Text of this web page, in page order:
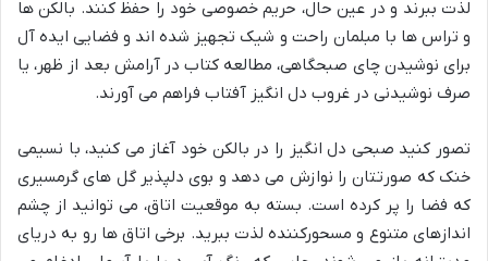
لذت ببرند و در عین حال، حریم خصوصی خود را حفظ کنند. بالکن ها
و تراس ها با مبلمان راحت و شیک تجهیز شده اند و فضایی ایده آل
برای نوشیدن چای صبحگاهی، مطالعه کتاب در آرامش بعد از ظهر، یا
صرف نوشیدنی در غروب دل انگیز آفتاب فراهم می آورند.
تصور کنید صبحی دل انگیز را در بالکن خود آغاز می کنید، با نسیمی
خنک که صورتتان را نوازش می دهد و بوی دلپذیر گل های گرمسیری
که فضا را پر کرده است. بسته به موقعیت اتاق، می توانید از چشم
اندازهای متنوع و مسحورکننده لذت ببرید. برخی اتاق ها رو به دریای